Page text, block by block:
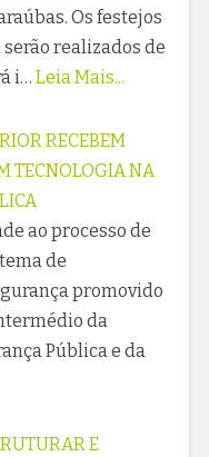
Os festejos
realizados de
i… Leia Mais...
RECEBEM
TECNOLOGIA NA
ao processo de
de
promovido
da
Pública e da
E